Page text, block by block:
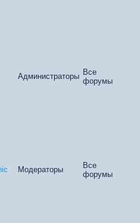
Администраторы Все
форумы
Модераторы
Все
форумы